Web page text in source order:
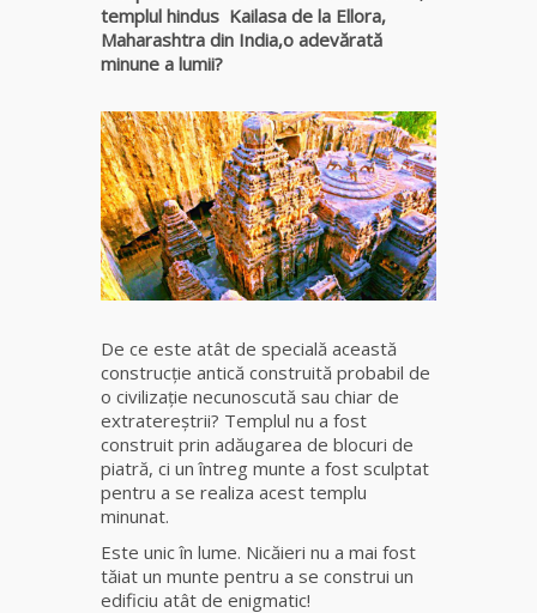
Celebra
vrăjitoare
Rodica
Gheorghe,
singura
fiică a
Mamei
Omida
vindecătoare
templul hindus Kailasa de la Ellora,
Maharashtra din India,o adevărată
minune a lumii?
De ce este atât de specială această
construcţie antică construită probabil de
o civilizaţie necunoscută sau chiar de
extratereştrii? Templul nu a fost
construit prin adăugarea de blocuri de
piatră, ci un întreg munte a fost sculptat
pentru a se realiza acest templu
minunat.
Este unic în lume. Nicăieri nu a mai fost
tăiat un munte pentru a se construi un
edificiu atât de enigmatic!